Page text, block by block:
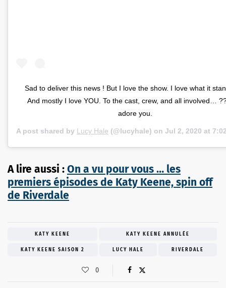
Sad to deliver this news ! But I love the show. I love what it
And mostly I love YOU. To the cast, crew, and all involved…
adore you.
A post shared by Lucy Hale (@lucyhale) on Jul 2, 2020 at
A lire aussi :On a vu pour vous … les
premiers épisodes de Katy Keene, spin off
de Riverdale
KATY KEENE KATY KEENE ANNULÉE
KATY KEENE SAISON 2 LUCY HALE RIVERDALE
0